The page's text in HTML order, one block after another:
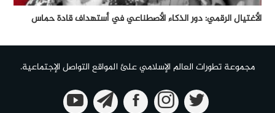
الأغتيال الرقمي: دور الذكاء الأصطناعي في أستهداف قادة حماس
مجموعة تطورات العالم الإسلامي علئ المواقع التواصل الإجتماعية.